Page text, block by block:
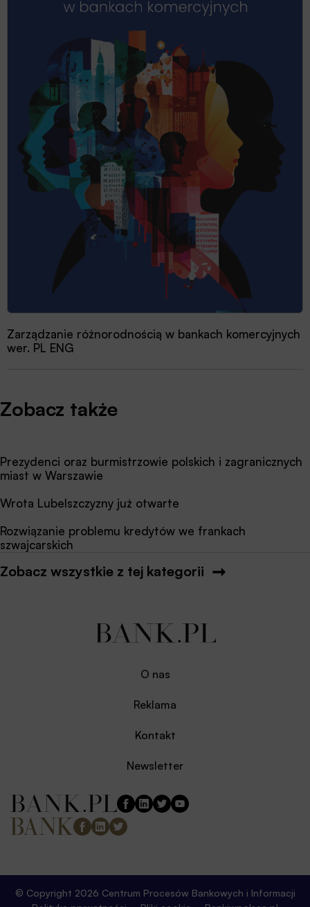
Zarządzanie różnorodnością w bankach komercyjnych
wer. PL ENG
Zobacz także
Prezydenci oraz burmistrzowie polskich i zagranicznych
miast w Warszawie
Wrota Lubelszczyzny już otwarte
Rozwiązanie problemu kredytów we frankach
szwajcarskich
Zobacz wszystkie z tej kategorii
O nas
Reklama
Kontakt
Newsletter
© Copyright 2026 Centrum Procesów Bankowych i Informacji